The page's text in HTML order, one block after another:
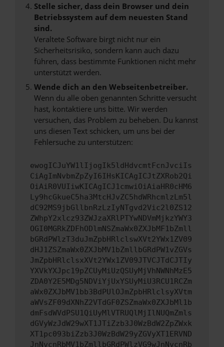
Stelle sicher, dass dein Browser und dein
Betriebssystem auf dem neuesten Stand
sind.
Veraltete Software birgt nicht nur ein
Sicherheitsrisiko, sondern kann auch dazu
führen, dass bestimmte Funktionen nicht mehr
unterstützt werden.
Wende dich an den Webseitenbetreiber.
Wenn du alle oben genannten Schritte versucht
hast, kontaktiere uns bitte. Wir werden
versuchen, das Problem zu beheben. Du kannst
uns diesen Text schicken, um uns bei der
Fehlersuche zu unterstützen:
ewogICJuYW1lIjogIk5ldHdvcmtFcnJvciIs
CiAgImNvbmZpZyI6IHsKICAgICJtZXRob2Qi
OiAiR0VUIiwKICAgICJ1cmwiOiAiaHR0cHM6
Ly9hcGkueC5ha3MtcHJvZC5hdWRhcmlzLm5l
dC92MS9jbGllbnRzLzIyNTgvd2Vic2l0ZS12
ZWhpY2xlcz93ZWJzaXRlPTYwNDVmMjkzYWY3
OGI0MGRkZDFhODlmNSZmaWx0ZXJbMF1bZmll
bGRdPWlzT3duJmZpbHRlclswXVt2YWx1ZV09
dHJ1ZSZmaWx0ZXJbMV1bZmllbGRdPW1vZGVs
JmZpbHRlclsxXVt2YWx1ZV09JTVCJTdCJTIy
YXVkYXJpc19pZCUyMiUzQSUyMjVhNWNhMzE5
ZDA0Y2E5MDg5NDViYjUxYSUyMiU3RCU1RCZm
aWx0ZXJbMV1bb3BdPUlOJmZpbHRlclsyXVtm
aWVsZF09dXNhZ2VTdGF0ZSZmaWx0ZXJbMl1b
dmFsdWVdPSU1QiUyMlVTRUQlMjIlNUQmZmls
dGVyWzJdW29wXT1JTiZzb3J0WzBdW2ZpZWxk
XT1pc093biZzb3J0WzBdW29yZGVyXT1ERVND
JnNvcnRbMV1bZmllbGRdPWlzVG9wJnNvcnRb